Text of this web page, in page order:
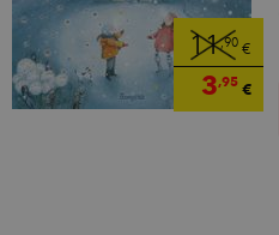
11,90€
3,95€